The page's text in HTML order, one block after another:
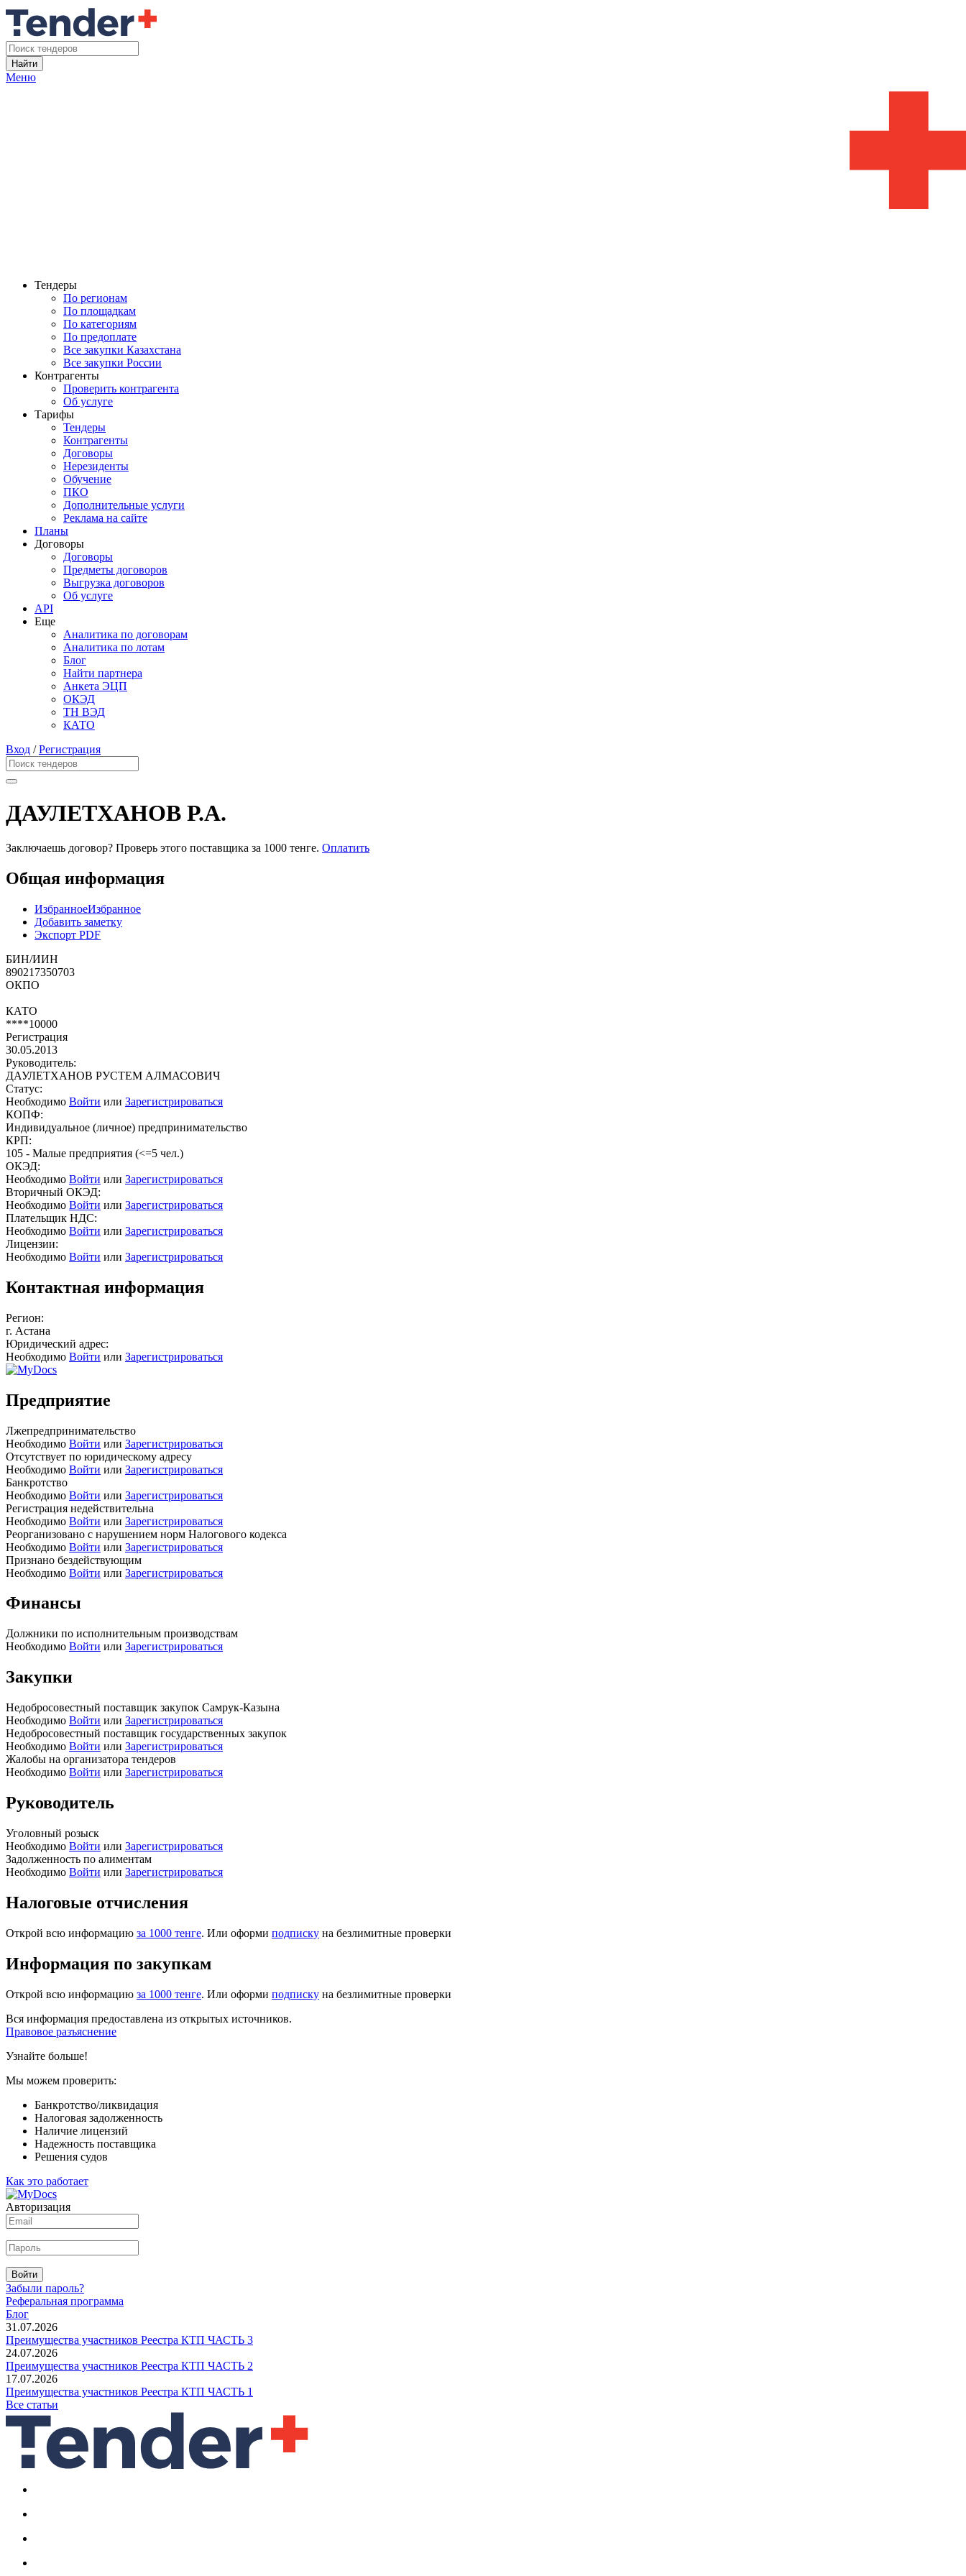
Найти
Меню
Тендеры
По регионам
По площадкам
По категориям
По предоплате
Все закупки Казахстана
Все закупки России
Контрагенты
Проверить контрагента
Об услуге
Тарифы
Тендеры
Контрагенты
Договоры
Нерезиденты
Обучение
ПКО
Дополнительные услуги
Реклама на сайте
Планы
Договоры
Договоры
Предметы договоров
Выгрузка договоров
Об услуге
API
Еще
Аналитика по договорам
Аналитика по лотам
Блог
Найти партнера
Анкета ЭЦП
ОКЭД
ТН ВЭД
КАТО
Вход /Регистрация
ДАУЛЕТХАНОВ Р.А.
Заключаешь договор? Проверь этого поставщика за 1000 тенге. Оплатить
Общая информация
ИзбранноеИзбранное
Добавить заметку
Экспорт PDF
БИН/ИИН
890217350703
ОКПО
КАТО
****10000
Регистрация
30.05.2013
Руководитель:
ДАУЛЕТХАНОВ РУСТЕМ АЛМАСОВИЧ
Статус:
Необходимо Войти или Зарегистрироваться
КОПФ:
Индивидуальное (личное) предпринимательство
КРП:
105 - Малые предприятия (<=5 чел.)
ОКЭД:
Необходимо Войти или Зарегистрироваться
Вторичный ОКЭД:
Необходимо Войти или Зарегистрироваться
Плательщик НДС:
Необходимо Войти или Зарегистрироваться
Лицензии:
Необходимо Войти или Зарегистрироваться
Контактная информация
Регион:
г. Астана
Юридический адрес:
Необходимо Войти или Зарегистрироваться
Предприятие
Лжепредпринимательство
Необходимо Войти или Зарегистрироваться
Отсутствует по юридическому адресу
Необходимо Войти или Зарегистрироваться
Банкротство
Необходимо Войти или Зарегистрироваться
Регистрация недействительна
Необходимо Войти или Зарегистрироваться
Реорганизовано с нарушением норм Налогового кодекса
Необходимо Войти или Зарегистрироваться
Признано бездействующим
Необходимо Войти или Зарегистрироваться
Финансы
Должники по исполнительным производствам
Необходимо Войти или Зарегистрироваться
Закупки
Недобросовестный поставщик закупок Самрук-Казына
Необходимо Войти или Зарегистрироваться
Недобросовестный поставщик государственных закупок
Необходимо Войти или Зарегистрироваться
Жалобы на организатора тендеров
Необходимо Войти или Зарегистрироваться
Руководитель
Уголовный розыск
Необходимо Войти или Зарегистрироваться
Задолженность по алиментам
Необходимо Войти или Зарегистрироваться
Налоговые отчисления
Открой всю информацию за 1000 тенге. Или оформи подписку на безлимитные проверки
Информация по закупкам
Открой всю информацию за 1000 тенге. Или оформи подписку на безлимитные проверки
Вся информация предоставлена из открытых источников.
Правовое разъяснение
Узнайте больше!
Мы можем проверить:
Банкротство/ликвидация
Налоговая задолженность
Наличие лицензий
Надежность поставщика
Решения судов
Как это работает
Авторизация
Войти
Забыли пароль?
Реферальная программа
Блог
31.07.2026
Преимущества участников Реестра КТП ЧАСТЬ 3
24.07.2026
Преимущества участников Реестра КТП ЧАСТЬ 2
17.07.2026
Преимущества участников Реестра КТП ЧАСТЬ 1
Все статьи